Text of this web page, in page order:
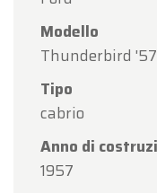
Modello
Thunderbird '57
Tipo
cabrio
Anno di
1957
Grazie per la
accogliervi
Il Team